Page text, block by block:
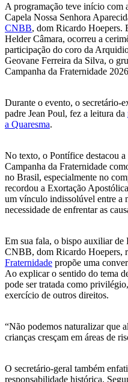
A programação teve início com
Capela Nossa Senhora
CNBB, dom Ricardo Hoepers.
Helder Câmara, ocorreu a
participação do coro da
Geovane Ferreira da Silva, o
Campanha da Fraternidade
Durante o evento, o secretário-
padre Jean Poul, fez a leitura da
a Quaresma.
No texto, o Pontífice destacou
Campanha da Fraternidade
no Brasil, especialmente no
recordou a Exortação
um vínculo indissolúvel entre a
necessidade de enfrentar as
Em sua fala, o bispo auxiliar de
CNBB, dom Ricardo Hoepers,
Fraternidade propõe uma
Ao explicar o sentido do tema
pode ser tratada como
exercício de outros direitos.
“Não podemos naturalizar que
crianças cresçam em áreas de
O secretário-geral também
responsabilidade histórica.